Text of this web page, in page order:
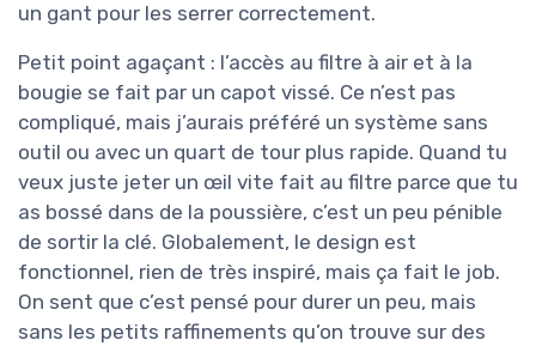
un gant pour les serrer correctement.
Petit point agaçant : l’accès au filtre à air et à la
bougie se fait par un capot vissé. Ce n’est pas
compliqué, mais j’aurais préféré un système sans
outil ou avec un quart de tour plus rapide. Quand tu
veux juste jeter un œil vite fait au filtre parce que tu
as bossé dans de la poussière, c’est un peu pénible
de sortir la clé. Globalement, le design est
fonctionnel, rien de très inspiré, mais ça fait le job.
On sent que c’est pensé pour durer un peu, mais
sans les petits raffinements qu’on trouve sur des